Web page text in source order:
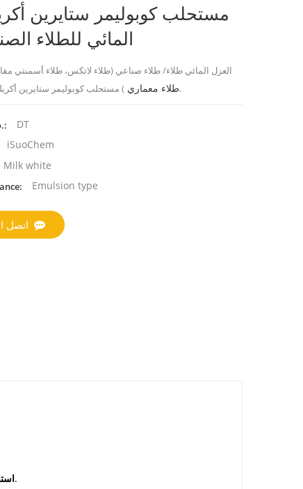
مستحلب كوبوليمر ستايرين
المائي للطلاء
العزل المائي طلاء/ طلاء صناعي (طلاء لاتكس، طلاء أسمنتي
طلاء معماري) مستحلب كوبوليمر ستايرين أكريليت مائي.
DT
iSuoChem
Milk white
Emulsion type
اتصل
مستحلب كوبوليمر أكريليك للطلاءات الصناعية والطلاء المعماري.